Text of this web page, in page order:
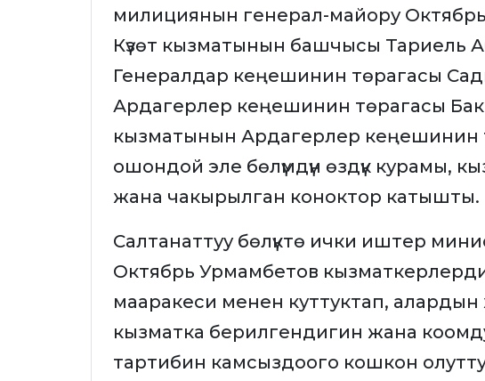
милициянын генерал-майору
Күзөт кызматынын башчысы Тариель
Генералдар кеңешинин төрагасы
Ардагерлер кеңешинин төрагасы
кызматынын Ардагерлер кеңешинин
ошондой эле бөлүмдүн өздүк курамы,
жана чакырылган коноктор катышты.
Салтанаттуу бөлүктө ички иштер
Октябрь Урмамбетов
мааракеси менен куттуктап, алардын
кызматка берилгендигин жана
тартибин камсыздоого кошкон